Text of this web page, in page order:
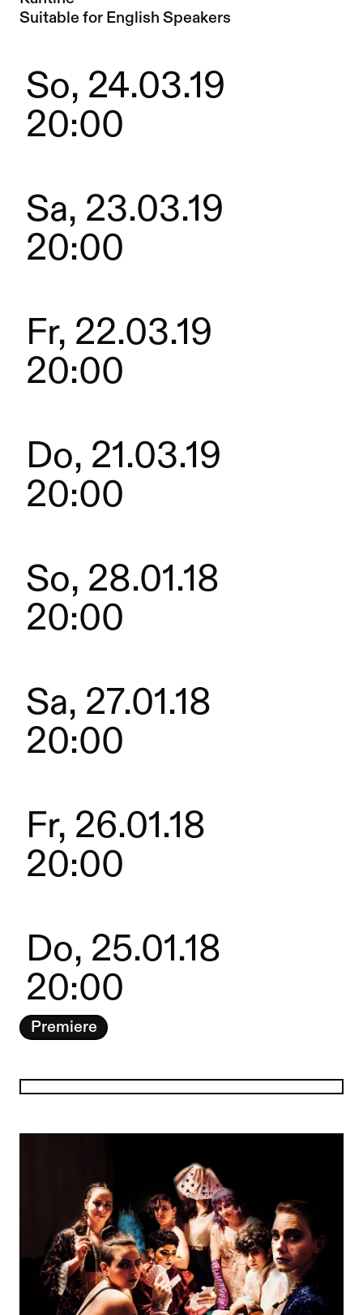
Suitable for English Speakers
So, 24.03.19
20:00
Sa, 23.03.19
20:00
Fr, 22.03.19
20:00
Do, 21.03.19
20:00
So, 28.01.18
20:00
Sa, 27.01.18
20:00
Fr, 26.01.18
20:00
Do, 25.01.18
20:00
Premiere